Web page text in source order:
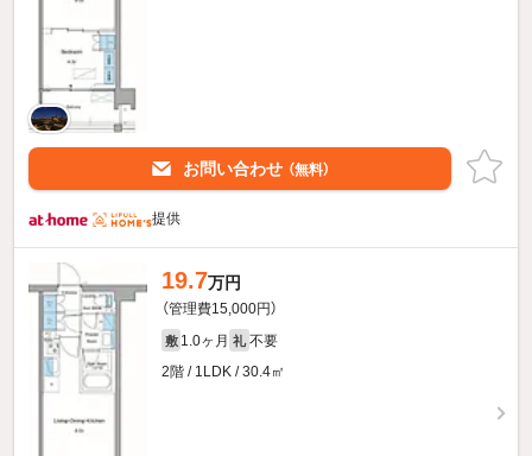
お問い合わせ （無料）
提供
19.7万円
（管理費15,000円）
敷 1.0ヶ月 礼 不要
2階 / 1LDK / 30.4㎡